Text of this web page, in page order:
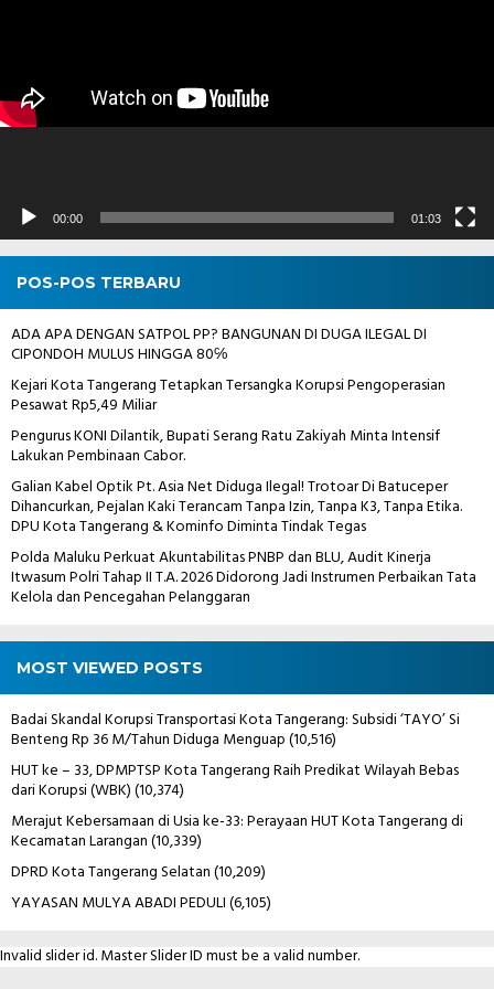
00:00 01:03
POS-POS TERBARU
ADA APA DENGAN SATPOL PP? BANGUNAN DI DUGA ILEGAL DI
CIPONDOH MULUS HINGGA 80℅
Kejari Kota Tangerang Tetapkan Tersangka Korupsi Pengoperasian
Pesawat Rp5,49 Miliar
Pengurus KONI Dilantik, Bupati Serang Ratu Zakiyah Minta Intensif
Lakukan Pembinaan Cabor.
Galian Kabel Optik Pt. Asia Net Diduga Ilegal! Trotoar Di Batuceper
Dihancurkan, Pejalan Kaki Terancam Tanpa Izin, Tanpa K3, Tanpa Etika.
DPU Kota Tangerang & Kominfo Diminta Tindak Tegas
Polda Maluku Perkuat Akuntabilitas PNBP dan BLU, Audit Kinerja
Itwasum Polri Tahap II T.A. 2026 Didorong Jadi Instrumen Perbaikan Tata
Kelola dan Pencegahan Pelanggaran
MOST VIEWED POSTS
Badai Skandal Korupsi Transportasi Kota Tangerang: Subsidi ‘TAYO’ Si
Benteng Rp 36 M/Tahun Diduga Menguap(10,516)
HUT ke – 33, DPMPTSP Kota Tangerang Raih Predikat Wilayah Bebas
dari Korupsi (WBK)(10,374)
Merajut Kebersamaan di Usia ke-33: Perayaan HUT Kota Tangerang di
Kecamatan Larangan(10,339)
DPRD Kota Tangerang Selatan(10,209)
YAYASAN MULYA ABADI PEDULI(6,105)
Invalid slider id. Master Slider ID must be a valid number.